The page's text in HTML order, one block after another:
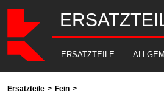
ERSATZTEILE
Ersatzteile > Fein >